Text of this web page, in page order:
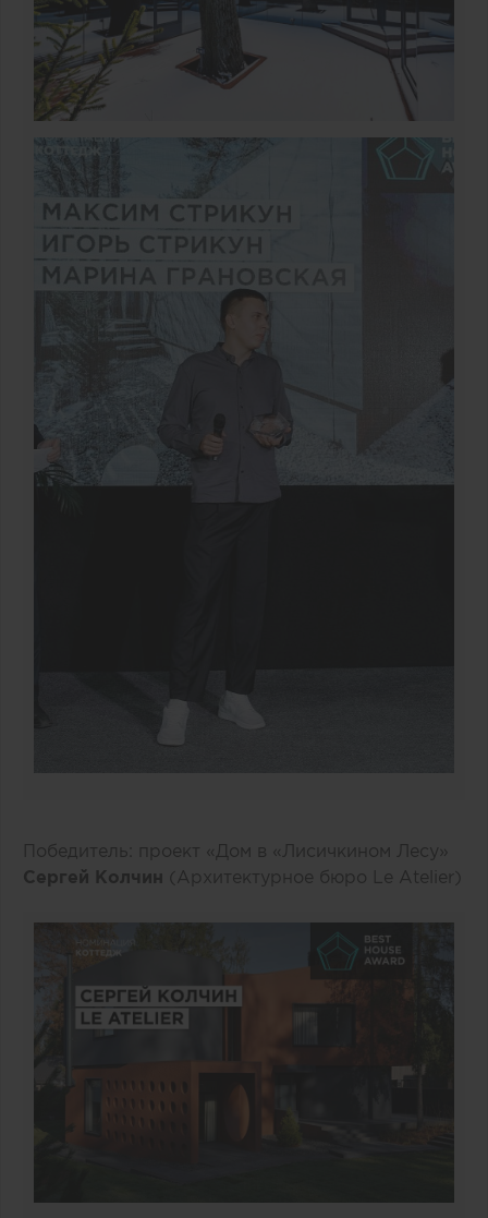
Победитель: проект «Дом в «Лисичкином Лесу»
Сергей Колчин (Архитектурное бюро Le Atelier)